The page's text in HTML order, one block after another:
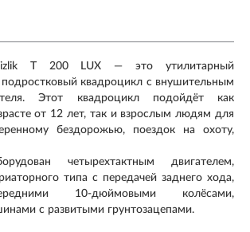
T 200 LUX — это утилитарный
квадроцикл с внушительным
Этот квадроцикл подойдёт как
от 12 лет, так и взрослым людям для
бездорожью, поездок на охоту,
четырехтактным двигателем,
типа с передачей заднего хода,
10-дюймовыми колёсами,
с развитыми грунтозацепами.